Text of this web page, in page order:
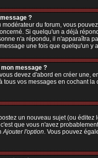
?
du forum, vous
Si quelqu'un a déjà
n'a répondu, il n'apparaîtra
une fois que quelqu'un y
message ?
devez d'abord en créer une,
tous vos messages en cochant
un nouveau sujet (ou
que vous n'avez
Ajouter l'option. Vous pouvez